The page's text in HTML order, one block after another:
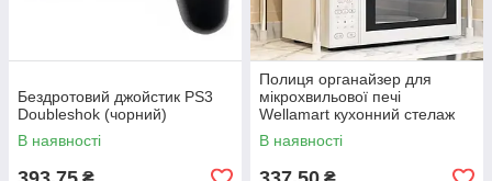
Бездротовий джойстик PS3
Doubleshok (чорний)
В наявності
Полиця органайзер для
мікрохвильової печі
Wellamart кухонний стелаж
розсувний з гачками на три
полиці для НВЧ печі
В наявності